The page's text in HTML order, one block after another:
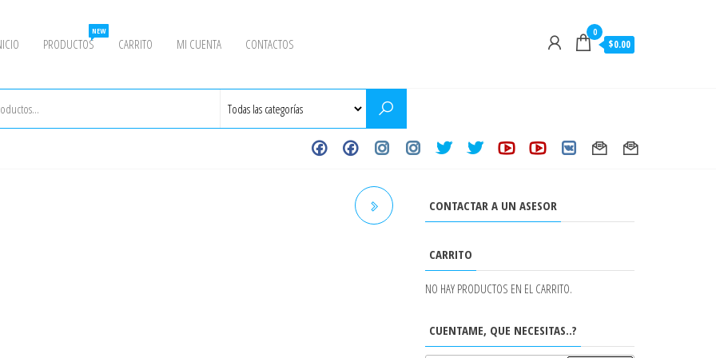
PRODUCTOS
NEW
CARRITO MI CUENTA CONTACTOS
0
$0.00
CONTACTAR A UN ASESOR
CARRITO
NO HAY PRODUCTOS EN EL CARRITO.
CUENTAME, QUE NECESITAS..?